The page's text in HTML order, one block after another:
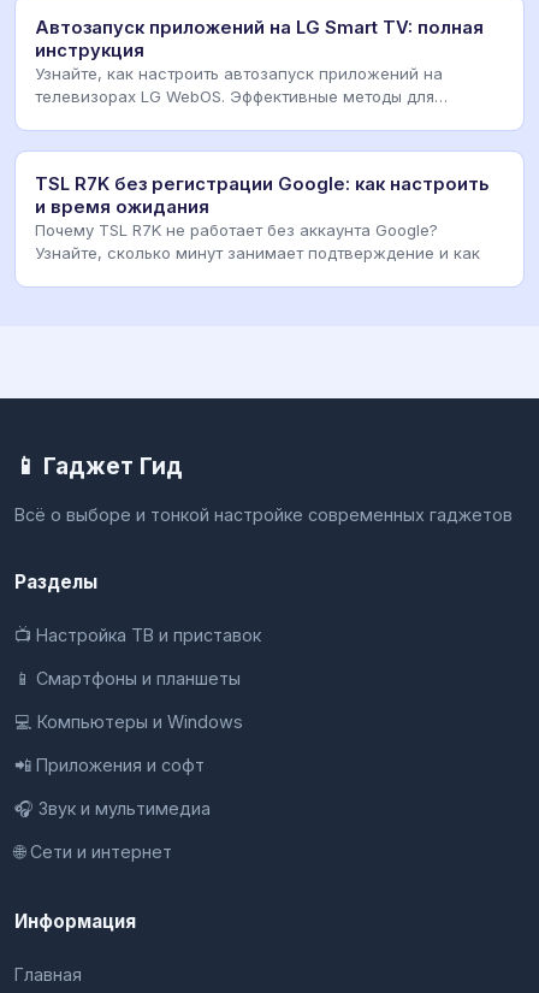
Автозапуск приложений на LG Smart TV: полная
инструкция
Узнайте, как настроить автозапуск приложений на
телевизорах LG WebOS. Эффективные методы для
TSL R7K без регистрации Google: как настроить
и время ожидания
Почему TSL R7K не работает без аккаунта Google?
Узнайте, сколько минут занимает подтверждение и как
📱 Гаджет Гид
Всё о выборе и тонкой настройке современных гаджетов
Разделы
📺 Настройка ТВ и приставок
📱 Смартфоны и планшеты
💻 Компьютеры и Windows
📲 Приложения и софт
🎧 Звук и мультимедиа
🌐 Сети и интернет
Информация
Главная